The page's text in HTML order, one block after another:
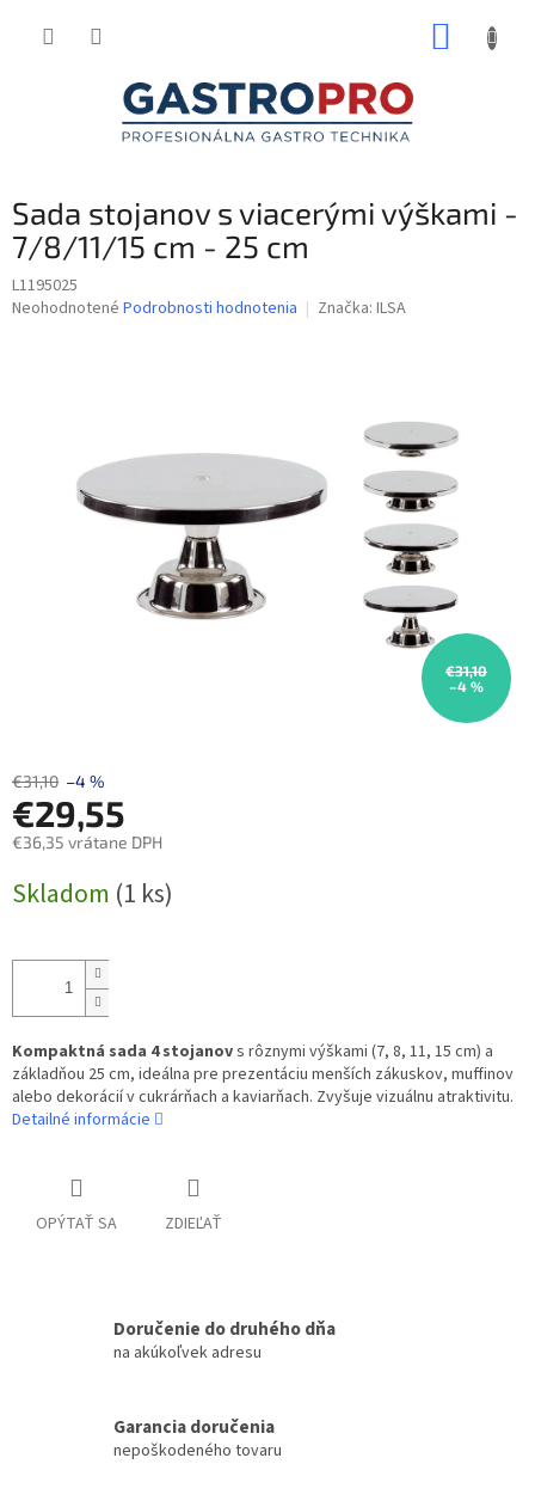
Sada stojanov s viacerými výškami -
7/8/11/15 cm - 25 cm
L1195025
Priemerné
hviezdičiek.
Neohodnotené Podrobnosti hodnotenia Značka: ILSA
€31,10
–4 %
€31,10 –4 %
€29,55
€36,35 vrátane DPH
cena:
Skladom (1 ks)
Kompaktná sada 4 stojanovs rôznymi výškami (7, 8, 11, 15 cm) a
základňou 25 cm, ideálna pre prezentáciu menších zákuskov, muffinov
alebo dekorácií v cukrárňach a kaviarňach. Zvyšuje vizuálnu atraktivitu.
Detailné informácie
OPÝTAŤ SA ZDIEĽAŤ
Doručenie do druhého dňa
na akúkoľvek adresu
Garancia doručenia
nepoškodeného tovaru